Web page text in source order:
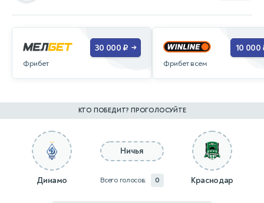
Фрибет
30 000 ₽ →
Фрибет всем
10 000
КТО ПОБЕДИТ? ПРОГОЛОСУЙТЕ
Динамо
Ничья
Всего голосов: 0 Краснодар